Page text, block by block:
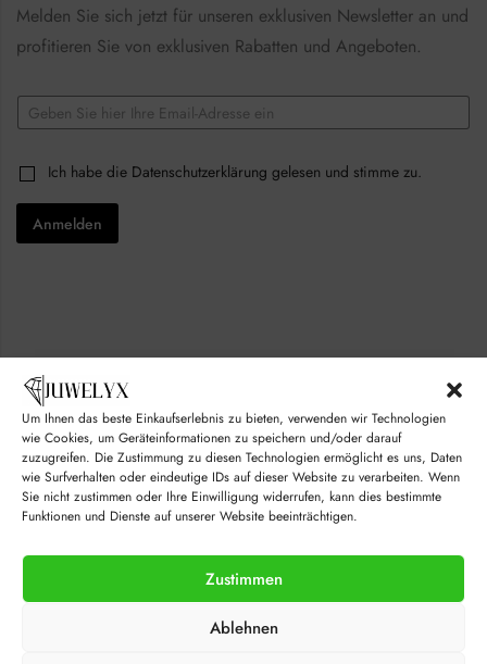
Um Ihnen das beste Einkaufserlebnis zu bieten, verwenden wir Technologien
wie Cookies, um Geräteinformationen zu speichern und/oder darauf
zuzugreifen. Die Zustimmung zu diesen Technologien ermöglicht es uns, Daten
wie Surfverhalten oder eindeutige IDs auf dieser Website zu verarbeiten. Wenn
Sie nicht zustimmen oder Ihre Einwilligung widerrufen, kann dies bestimmte
Funktionen und Dienste auf unserer Website beeinträchtigen.
Zustimmen
Ablehnen
Melden Sie sich jetzt für unseren exklusiven Newsletter an und
profitieren Sie von exklusiven Rabatten und Angeboten.
E
m
lm
i
*
C
h
e
k
*
Ich habe die Datenschutzerklärung gelesen und stimme zu.
Anmelden